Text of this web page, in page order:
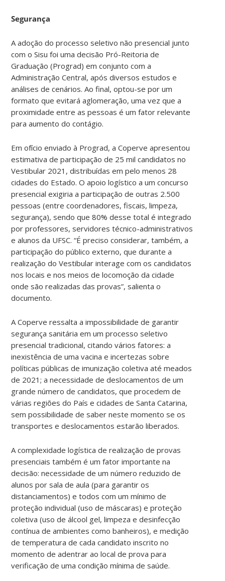
Segurança
A adoção do processo seletivo não presencial junto
com o Sisu foi uma decisão Pró-Reitoria de
Graduação (Prograd) em conjunto com a
Administração Central, após diversos estudos e
análises de cenários. Ao final, optou-se por um
formato que evitará aglomeração, uma vez que a
proximidade entre as pessoas é um fator relevante
para aumento do contágio.
Em ofício enviado à Prograd, a Coperve apresentou
estimativa de participação de 25 mil candidatos no
Vestibular 2021, distribuídas em pelo menos 28
cidades do Estado. O apoio logístico a um concurso
presencial exigiria a participação de outras 2.500
pessoas (entre coordenadores, fiscais, limpeza,
segurança), sendo que 80% desse total é integrado
por professores, servidores técnico-administrativos
e alunos da UFSC. “É preciso considerar, também, a
participação do público externo, que durante a
realização do Vestibular interage com os candidatos
nos locais e nos meios de locomoção da cidade
onde são realizadas das provas”, salienta o
documento.
A Coperve ressalta a impossibilidade de garantir
segurança sanitária em um processo seletivo
presencial tradicional, citando vários fatores: a
inexistência de uma vacina e incertezas sobre
políticas públicas de imunização coletiva até meados
de 2021; a necessidade de deslocamentos de um
grande número de candidatos, que procedem de
várias regiões do País e cidades de Santa Catarina,
sem possibilidade de saber neste momento se os
transportes e deslocamentos estarão liberados.
A complexidade logística de realização de provas
presenciais também é um fator importante na
decisão: necessidade de um número reduzido de
alunos por sala de aula (para garantir os
distanciamentos) e todos com um mínimo de
proteção individual (uso de máscaras) e proteção
coletiva (uso de álcool gel, limpeza e desinfecção
contínua de ambientes como banheiros), e medição
de temperatura de cada candidato inscrito no
momento de adentrar ao local de prova para
verificação de uma condição mínima de saúde.